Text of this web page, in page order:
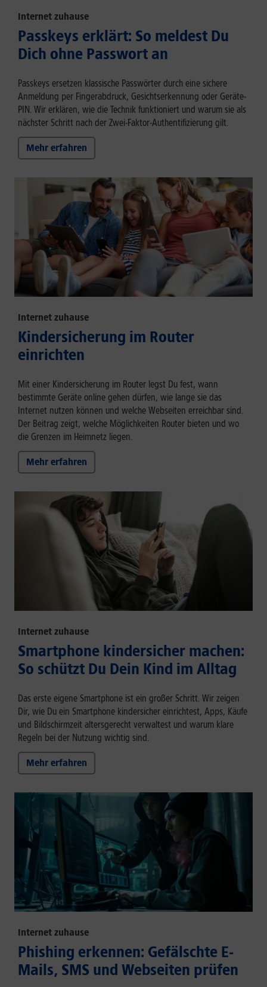
Internet zuhause
Passkeys erklärt: So meldest Du
Dich ohne Passwort an
Passkeys ersetzen klassische Passwörter durch eine sichere
Anmeldung per Fingerabdruck, Gesichtserkennung oder Geräte-
PIN. Wir erklären, wie die Technik funktioniert und warum sie als
nächster Schritt nach der Zwei-Faktor-Authentifizierung gilt.
Mehr erfahren
Internet zuhause
Kindersicherung im Router
einrichten
Mit einer Kindersicherung im Router legst Du fest, wann
bestimmte Geräte online gehen dürfen, wie lange sie das
Internet nutzen können und welche Webseiten erreichbar sind.
Der Beitrag zeigt, welche Möglichkeiten Router bieten und wo
die Grenzen im Heimnetz liegen.
Mehr erfahren
Internet zuhause
Smartphone kindersicher machen:
So schützt Du Dein Kind im Alltag
Das erste eigene Smartphone ist ein großer Schritt. Wir zeigen
Dir, wie Du ein Smartphone kindersicher einrichtest, Apps, Käufe
und Bildschirmzeit altersgerecht verwaltest und warum klare
Regeln bei der Nutzung wichtig sind.
Mehr erfahren
Internet zuhause
Phishing erkennen: Gefälschte E-
Mails, SMS und Webseiten prüfen